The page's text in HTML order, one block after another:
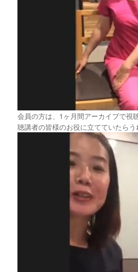
会員の方は、1ヶ月間アーカイブで視
聴講者の皆様のお役に立てていたらう